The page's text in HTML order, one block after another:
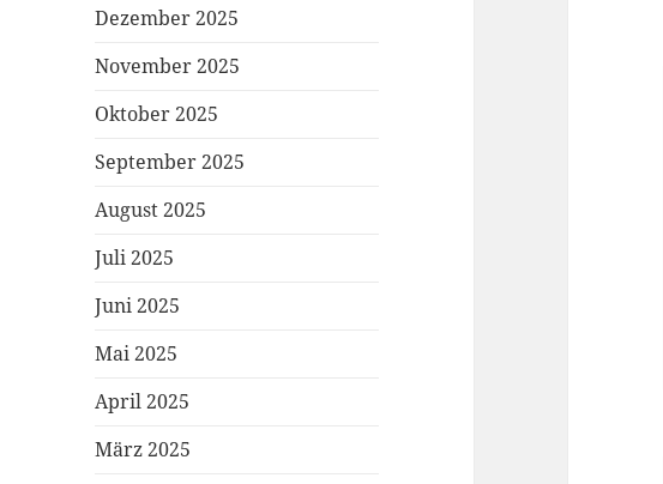
Dezember 2025
November 2025
Oktober 2025
September 2025
August 2025
Juli 2025
Juni 2025
Mai 2025
April 2025
März 2025